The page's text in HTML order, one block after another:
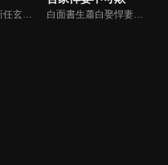
顧魚落即將與新任玄機閣閣主顧朝夕成婚之際，顧朝夕遭人暗殺了。為穩定局勢，魚落得找個人來假扮顧朝夕。而太子殷晝為避禍調查潛入顧家，假扮顧朝夕。殷晝人前溫柔繾綣，人後殺伐果斷，卻發現魚落的夫君竟正是當年他失蹤的大哥。各自懷揣秘密的二人從針鋒相對到互生情愫，最終心意相通。 白面書生蕭白娶悍妻徐三娘，誰知她是失憶女將軍，他是隱姓世子爺。假夫妻變真戰友，組百姓軍抗倭寇，鬥權宦，夫妻聯手揭陰謀，救孤寡，在亂世中為百姓打下一座俠義之城。